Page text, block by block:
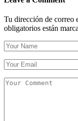
Tu dirección de correo
obligatorios están